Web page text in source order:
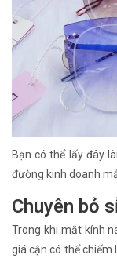
Bạn có thể lấy đây
đường kinh doanh
Chuyên bỏ
Trong khi mắt kính
giá cận có thể chiếm